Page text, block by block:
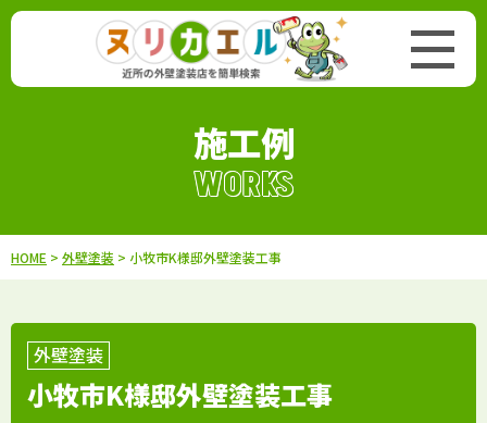
施工例
WORKS
HOME > 外壁塗装 > 小牧市K様邸外壁塗装工事
外壁塗装
小牧市K様邸外壁塗装工事